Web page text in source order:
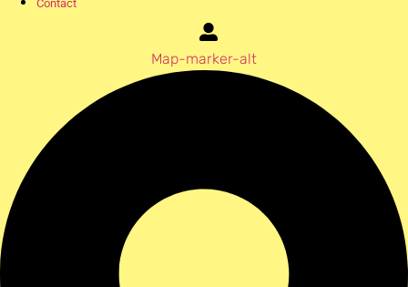
Contact
Map-marker-alt